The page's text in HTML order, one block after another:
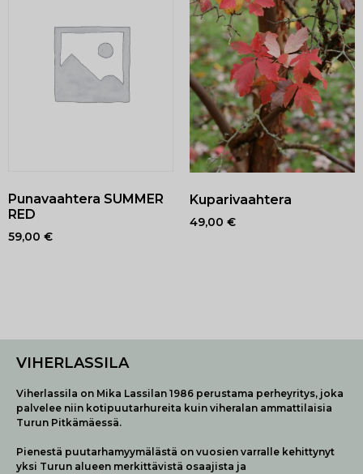
Punavaahtera SUMMER
RED
59,00 €
Kuparivaahtera
49,00 €
VIHERLASSILA
Viherlassila on Mika Lassilan 1986 perustama perheyritys, joka
palvelee niin kotipuutarhureita kuin viheralan ammattilaisia
Turun Pitkämäessä.
Pienestä puutarhamyymälästä on vuosien varralle kehittynyt
yksi Turun alueen merkittävistä osaajista ja